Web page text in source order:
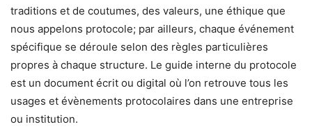
traditions et de coutumes, des valeurs, une éthique que
nous appelons protocole; par ailleurs, chaque événement
spécifique se déroule selon des règles particulières
propres à chaque structure. Le guide interne du protocole
est un document écrit ou digital où l’on retrouve tous les
usages et évènements protocolaires dans une entreprise
ou institution.